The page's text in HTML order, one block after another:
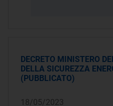
DECRETO MINISTERO
DELLA SICUREZZA
(PUBBLICATO)
18/05/2023